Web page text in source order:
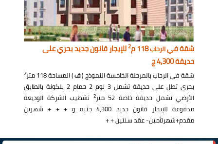
شقة فيالرحاب118 م 2للإيجار قانون جديد بحري على
حديقة 4,300 ج
شقة في الرحاب بالمرحلة الخامسة النموذج (ف) المساحة 118 متر 2
بحري تطل على حديقة تشمل 3 نوم 2 حمام 2 بلكونة بالطابق
الأرضي تشمل حديقة خاصة 52 متر
2 تشطيب الشركة الوديعة
مدفوعة للإيجار قانون جديد 4,300 جنيه و + + + شهرين
مقدم+شهرتأمين- عقد سنتين + +